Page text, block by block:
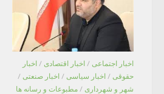
اخبار اجتماعی / اخبار اقتصادی / اخبار
حقوقی / اخبار سیاسی / اخبار صنعتی /
شهر و شهرداری / مطبوعات و رسانه ها